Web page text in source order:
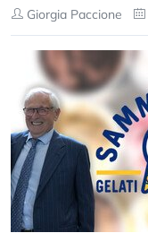
Giorgia Paccione